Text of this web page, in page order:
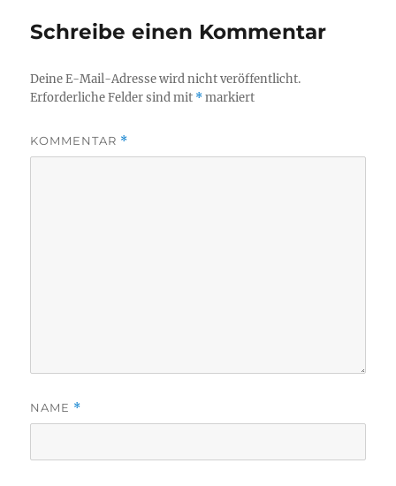
Schreibe einen Kommentar
Deine E-Mail-Adresse wird nicht veröffentlicht.
Erforderliche Felder sind mit *markiert
KOMMENTAR *
NAME *